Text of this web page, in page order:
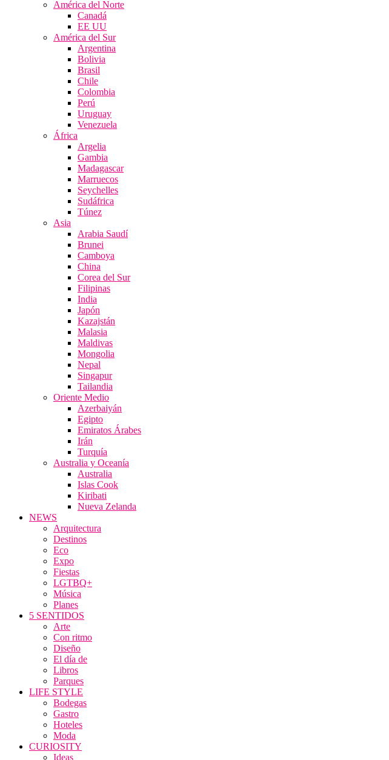
América del Norte
Canadá
EE UU
América del Sur
Argentina
Bolivia
Brasil
Chile
Colombia
Perú
Uruguay
Venezuela
África
Argelia
Gambia
Madagascar
Marruecos
Seychelles
Sudáfrica
Túnez
Asia
Arabia Saudí
Brunei
Camboya
China
Corea del Sur
Filipinas
India
Japón
Kazajstán
Malasia
Maldivas
Mongolia
Nepal
Singapur
Tailandia
Oriente Medio
Azerbaiyán
Egipto
Emiratos Árabes
Irán
Turquía
Australia y Oceanía
Australia
Islas Cook
Kiribati
Nueva Zelanda
NEWS
Arquitectura
Destinos
Eco
Expo
Fiestas
LGTBQ+
Música
Planes
5 SENTIDOS
Arte
Con ritmo
Diseño
El día de
Libros
Parques
LIFE STYLE
Bodegas
Gastro
Hoteles
Moda
CURIOSITY
Ideas